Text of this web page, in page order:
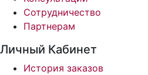
Сотрудничество
Партнерам
Личный Кабинет
История заказов